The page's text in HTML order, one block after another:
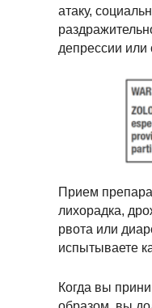
атаку,
депрессии
Прием
лихорадка,
рвота или
испытываете
Когда вы